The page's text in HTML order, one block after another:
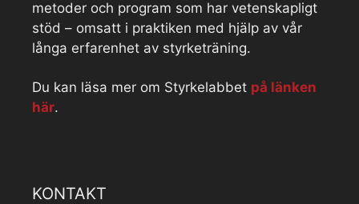
metoder och program som har vetenskapligt
stöd – omsatt i praktiken med hjälp av vår
långa erfarenhet av styrketräning.
Du kan läsa mer om Styrkelabbet på länken
här.
KONTAKT